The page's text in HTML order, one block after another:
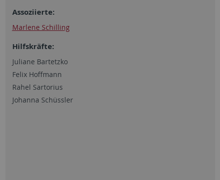
Assoziierte:
Marlene Schilling
Hilfskräfte:
Juliane Bartetzko
Felix Hoffmann
Rahel Sartorius
Johanna Schüssler